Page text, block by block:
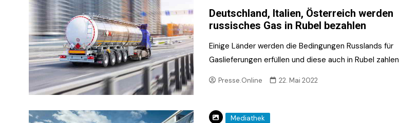
Deutschland, Italien, Österreich werden
russisches Gas in Rubel bezahlen
Einige Länder werden die Bedingungen Russlands für
Gaslieferungen erfüllen und diese auch in Rubel zahlen
Presse.Online 22. Mai 2022
Mediathek